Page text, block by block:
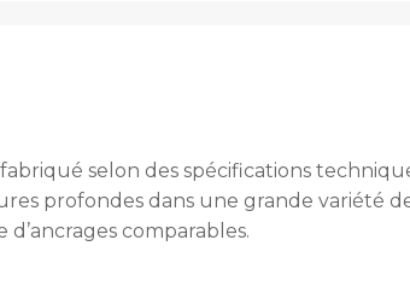
selon des spécifications
profondes dans une grande variété
comparables.